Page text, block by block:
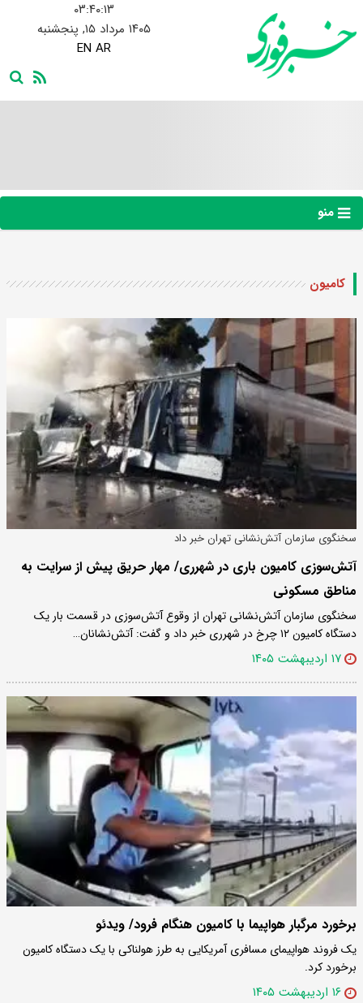
۰۳:۴۰:۱۴
۱۴۰۵ مرداد ۱۵, پنجشنبه
EN AR
منو
کامیون
سخنگوی سازمان آتش‌نشانی تهران خبر داد
آتش‌سوزی کامیون باری در شهرری/ مهار حریق پیش از سرایت به
مناطق مسکونی
سخنگوی سازمان آتش‌نشانی تهران از وقوع آتش‌سوزی در قسمت بار یک
دستگاه کامیون ۱۲ چرخ در شهرری خبر داد و گفت: آتش‌نشانان…
۱۷ اردیبهشت ۱۴۰۵
برخورد مرگبار هواپیما با کامیون هنگام فرود/ ویدئو
یک فروند هواپیمای مسافری آمریکایی به طرز هولناکی با یک دستگاه کامیون
برخورد کرد.
۱۶ اردیبهشت ۱۴۰۵